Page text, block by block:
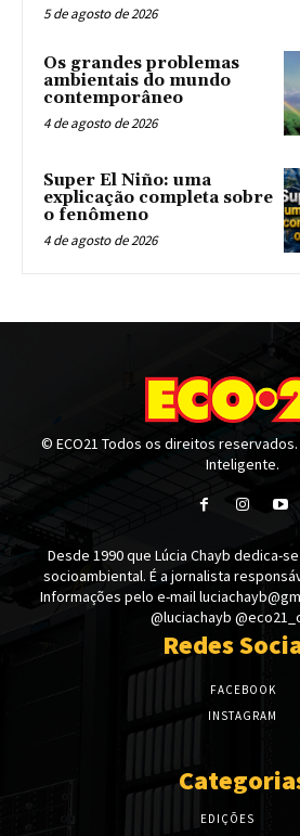
5 de agosto de 2026
Os grandes problemas
ambientais do mundo
contemporâneo
4 de agosto de 2026
Super El Niño: uma
explicação completa sobre
o fenômeno
4 de agosto de 2026
© ECO21 Todos os direitos reservados.
Inteligente.
Desde 1990 que Lúcia Chayb dedica-
socioambiental. É a jornalista
Informações pelo e-mail
@luciachayb
Redes
FACEBOOK
INSTAGRAM
EDIÇÕES